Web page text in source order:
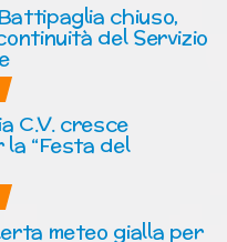
chiuso,
del Servizio
C.V. cresce
la “Festa del
meteo gialla per